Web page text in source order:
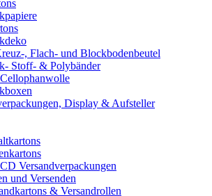
, Flach- und Blockbodenbeutel
Stoff- & Polybänder
Display & Aufsteller
Versandverpackungen
und Versenden
& Versandrollen